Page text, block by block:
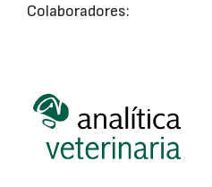
Colaboradores: